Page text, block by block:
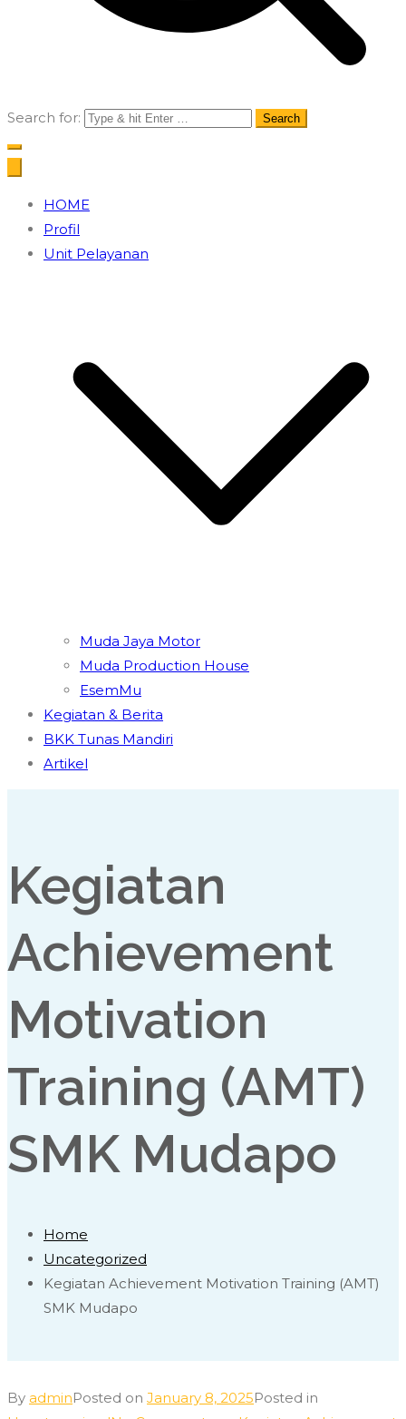
Search for:
HOME
Profil
Unit Pelayanan
Muda Jaya Motor
Muda Production House
EsemMu
Kegiatan & Berita
BKK Tunas Mandiri
Artikel
Kegiatan
Achievement
Motivation
Training (AMT)
SMK Mudapo
Home
Uncategorized
Kegiatan Achievement Motivation Training (AMT)
SMK Mudapo
By adminPosted on January 8, 2025Posted in